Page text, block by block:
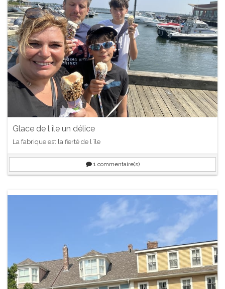
Glace de l île un délice
La fabrique est la fierté de l île
1commentaire(s)